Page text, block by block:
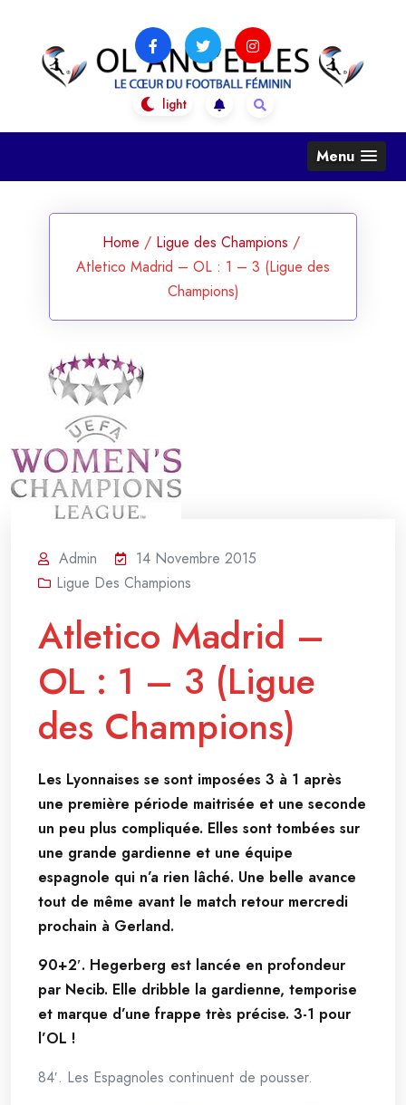
content
OL Ang'Elles
Le coeur du football féminin
Menu
Home / Ligue des Champions /
Atletico Madrid – OL : 1 – 3 (Ligue des
Champions)
Admin
14 Novembre 2015
Ligue Des Champions
Atletico Madrid –
OL : 1 – 3 (Ligue
des Champions)
Les Lyonnaises se sont imposées 3 à 1 après
une première période maitrisée et une seconde
un peu plus compliquée. Elles sont tombées sur
une grande gardienne et une équipe
espagnole qui n’a rien lâché. Une belle avance
tout de même avant le match retour mercredi
prochain à Gerland.
90+2′. Hegerberg est lancée en profondeur
par Necib. Elle dribble la gardienne, temporise
et marque d’une frappe très précise. 3-1 pour
l’OL !
84′. Les Espagnoles continuent de pousser.